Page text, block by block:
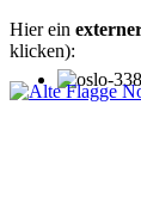
Hier ein
klicken):